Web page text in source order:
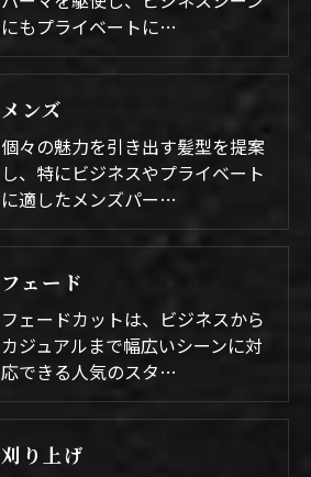
にもプライベートに…
メンズ
個々の魅力を引き出す髪型を提案
し、特にビジネスやプライベート
に適したメンズパー…
フェード
フェードカットは、ビジネスから
カジュアルまで幅広いシーンに対
応できる人気のスタ…
刈り上げ